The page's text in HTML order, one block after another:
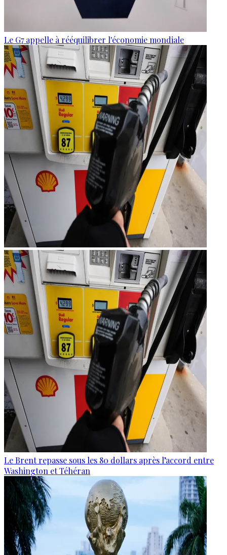
Le G7 appelle à rééquilibrer l'économie mondiale
Le Brent repasse sous les 80 dollars après l’accord entre
Washington et Téhéran